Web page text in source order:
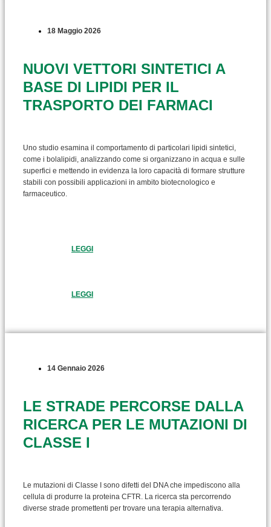
18 Maggio 2026
NUOVI VETTORI SINTETICI A
BASE DI LIPIDI PER IL
TRASPORTO DEI FARMACI
Uno studio esamina il comportamento di particolari lipidi sintetici,
come i bolalipidi, analizzando come si organizzano in acqua e sulle
superfici e mettendo in evidenza la loro capacità di formare strutture
stabili con possibili applicazioni in ambito biotecnologico e
farmaceutico.
LEGGI
LEGGI
14 Gennaio 2026
LE STRADE PERCORSE DALLA
RICERCA PER LE MUTAZIONI DI
CLASSE I
Le mutazioni di Classe I sono difetti del DNA che impediscono alla
cellula di produrre la proteina CFTR. La ricerca sta percorrendo
diverse strade promettenti per trovare una terapia alternativa.